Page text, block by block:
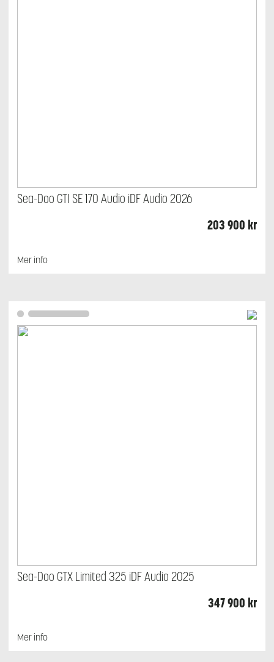
Sea-Doo GTI SE 170 Audio iDF Audio 2026
203 900 kr
Mer info
Sea-Doo GTX Limited 325 iDF Audio 2025
347 900 kr
Mer info